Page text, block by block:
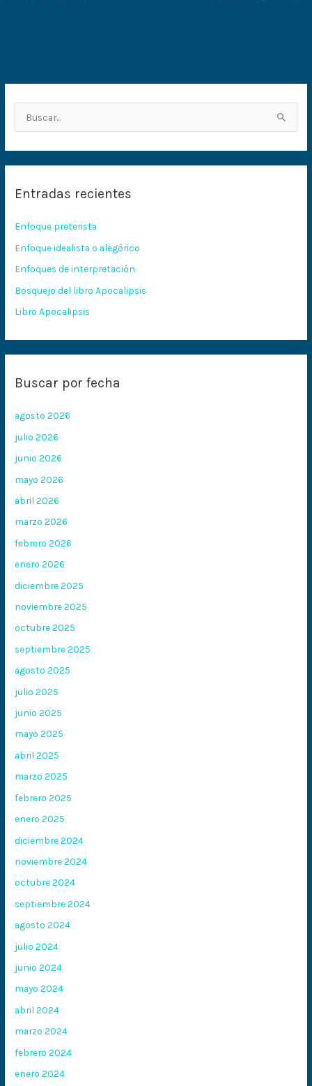
a
p
o
r
:
Entradas recientes
Enfoque preterista
Enfoque idealista o alegórico
Enfoques de interpretación
Bosquejo del libro Apocalipsis
Libro Apocalipsis
Buscar por fecha
agosto 2026
julio 2026
junio 2026
mayo 2026
abril 2026
marzo 2026
febrero 2026
enero 2026
diciembre 2025
noviembre 2025
octubre 2025
septiembre 2025
agosto 2025
julio 2025
junio 2025
mayo 2025
abril 2025
marzo 2025
febrero 2025
enero 2025
diciembre 2024
noviembre 2024
octubre 2024
septiembre 2024
agosto 2024
julio 2024
junio 2024
mayo 2024
abril 2024
marzo 2024
febrero 2024
enero 2024